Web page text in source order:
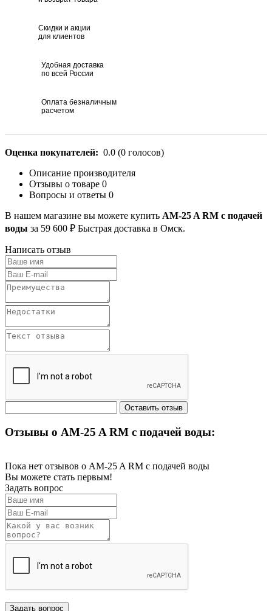
Скидки и акции
для клиентов
Удобная доставка
по всей России
Оплата безналичным
расчетом
Оценка покупателей: 0.0 (0 голосов)
Описание производителя
Отзывы о товаре 0
Вопросы и ответы 0
В нашем магазине вы можете купить АM-25 A RM с подачей
воды за 59 600 ₽ Быстрая доставка в Омск.
Написать отзыв
Отзывы о АM-25 A RM с подачей воды:
Пока нет отзывов о АM-25 A RM с подачей воды
Вы можете стать первым!
Задать вопрос